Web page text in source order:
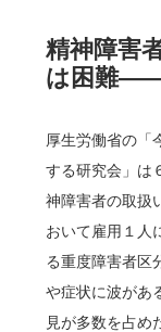
精神障害
は困難
厚生労働省の「
する研究会」は
神障害者の取扱
おいて雇用１人
る重度障害者区
や症状に波があ
見が多数を占め